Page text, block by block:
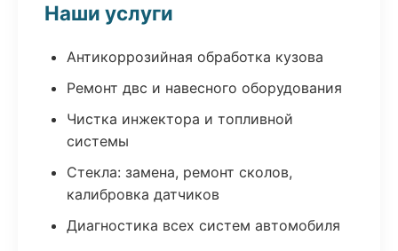
Наши услуги
Антикоррозийная обработка кузова
Ремонт двс и навесного оборудования
Чистка инжектора и топливной
системы
Стекла: замена, ремонт сколов,
калибровка датчиков
Диагностика всех систем автомобиля